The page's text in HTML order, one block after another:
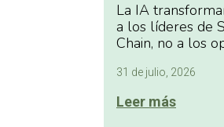
La IA
a los líderes de
Chain, no a los
31 de julio, 2026
Leer más